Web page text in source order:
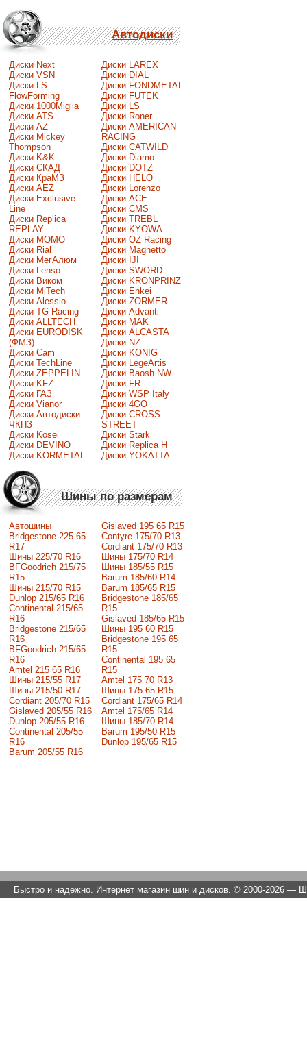
Автодиски
Диски Next
Диски VSN
Диски LS
FlowForming
Диски 1000Miglia
Диски ATS
Диски AZ
Диски Mickey
Thompson
Диски K&K
Диски СКАД
Диски КраМЗ
Диски AEZ
Диски Exclusive
Line
Диски Replica
REPLAY
Диски MOMO
Диски Rial
Диски МегАлюм
Диски Lenso
Диски Виком
Диски MiTech
Диски Alessio
Диски TG Racing
Диски ALLTECH
Диски EURODISK
(ФМЗ)
Диски Cam
Диски TechLine
Диски ZEPPELIN
Диски KFZ
Диски ГАЗ
Диски Vianor
Диски Автодиски
ЧКПЗ
Диски Kosei
Диски DEVINO
Диски KORMETAL
Диски LAREX
Диски DIAL
Диски FONDMETAL
Диски FUTEK
Диски LS
Диски Roner
Диски AMERICAN
RACING
Диски CATWILD
Диски Diamo
Диски DOTZ
Диски HELO
Диски Lorenzo
Диски ACE
Диски CMS
Диски TREBL
Диски KYOWA
Диски OZ Racing
Диски Magnetto
Диски IJI
Диски SWORD
Диски KRONPRINZ
Диски Enkei
Диски ZORMER
Диски Advanti
Диски MAK
Диски ALCASTA
Диски NZ
Диски KONIG
Диски LegeArtis
Диски Baosh NW
Диски FR
Диски WSP Italy
Диски 4GO
Диски CROSS
STREET
Диски Stark
Диски Replica H
Диски YOKATTA
Шины по размерам
Автошины
Bridgestone 225 65
R17
Шины 225/70 R16
BFGoodrich 215/75
R15
Шины 215/70 R15
Dunlop 215/65 R16
Continental 215/65
R16
Bridgestone 215/65
R16
BFGoodrich 215/65
R16
Amtel 215 65 R16
Шины 215/55 R17
Шины 215/50 R17
Сordiant 205/70 R15
Gislaved 205/55 R16
Dunlop 205/55 R16
Continental 205/55
R16
Barum 205/55 R16
Gislaved 195 65 R15
Contyre 175/70 R13
Cordiant 175/70 R13
Шины 175/70 R14
Шины 185/55 R15
Barum 185/60 R14
Barum 185/65 R15
Bridgestone 185/65
R15
Gislaved 185/65 R15
Шины 195 60 R15
Bridgestone 195 65
R15
Continental 195 65
R15
Amtel 175 70 R13
Шины 175 65 R15
Cordiant 175/65 R14
Amtel 175/65 R14
Шины 185/70 R14
Barum 195/50 R15
Dunlop 195/65 R15
Быстро и надежно. Интернет магазин шин и дисков. © 2000-2026 —